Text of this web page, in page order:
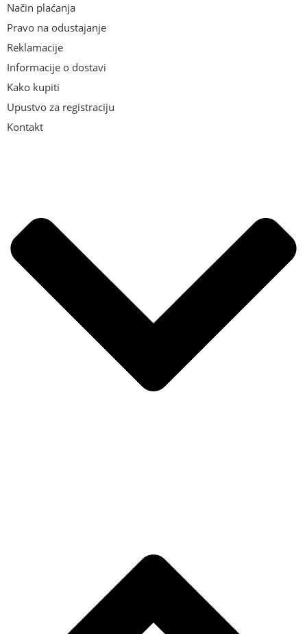
Način plaćanja
Pravo na odustajanje
Reklamacije
Informacije o dostavi
Kako kupiti
Upustvo za registraciju
Kontakt